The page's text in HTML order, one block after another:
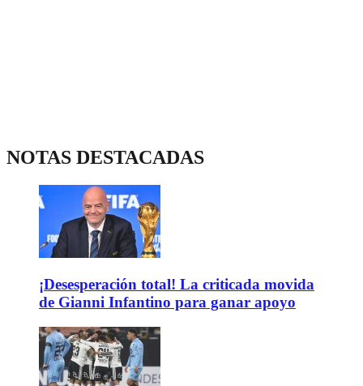
NOTAS DESTACADAS
¡Desesperación total! La criticada movida
de Gianni Infantino para ganar apoyo